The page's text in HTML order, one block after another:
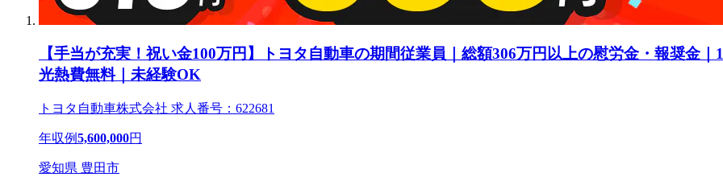
【手当が充実！祝い金100万円】トヨタ自動車の期間従業員｜総額306万円以上の慰労金・報奨金
光熱費無料｜未経験OK
トヨタ自動車株式会社 求人番号：622681
年収例5,600,000円
愛知県 豊田市